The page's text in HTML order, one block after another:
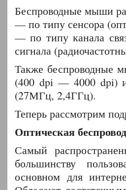
Беспроводные мыши
— по типу сенсора
— по типу канала
сигнала
Также беспроводные
(400 dpi — 4000 dpi) и
(27МГц, 2,4ГГц).
Теперь рассмотрим
Оптическая
Самый
большинству
основном для